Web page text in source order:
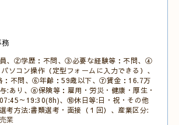
、②学歴：不問、③必要な経験等：不問、④
ソコン操作（定型フォームに入力できる）、
：不問、⑥年齢：59歳以下、⑦賃金：16.7万
:あり、⑧保険等：雇用・労災・健康・厚生・
～19:30(8h)、⑩休日等:日・祝・その他
考方法:書類選考・面接（１回）、産業区分:
業